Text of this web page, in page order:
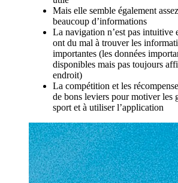
Mais elle semble également
beaucoup d’informations
La navigation n’est pas intuitive
ont du mal à trouver les
importantes (les données
disponibles mais pas toujours
endroit)
La compétition et les
de bons leviers pour motiver les
sport et à utiliser l’application